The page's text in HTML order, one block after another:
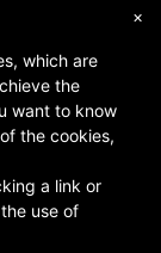
06769730968 - Capitale
×
which are
the
want to know
the cookies,
a link or
use of